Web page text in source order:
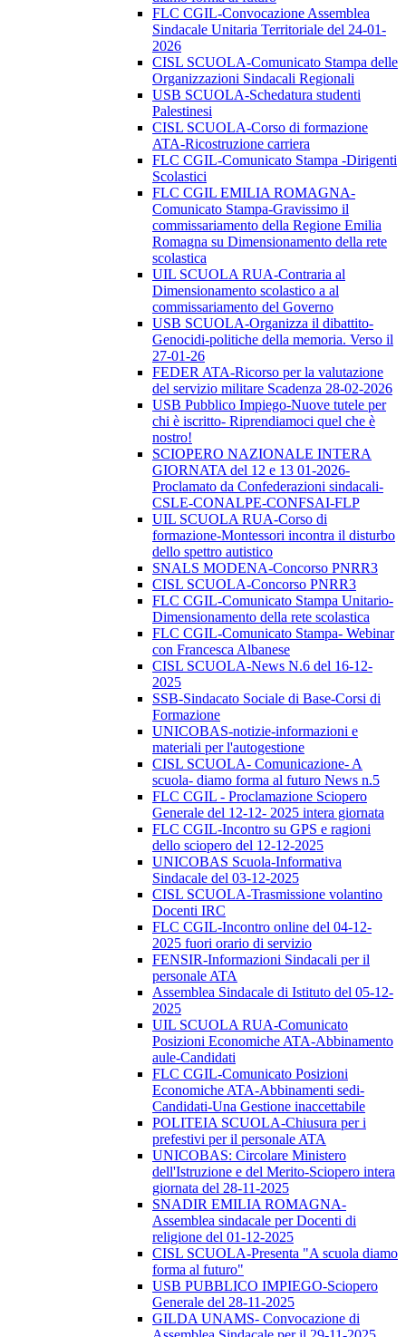
FLC CGIL-Convocazione Assemblea
Sindacale Unitaria Territoriale del 24-01-
2026
CISL SCUOLA-Comunicato Stampa delle
Organizzazioni Sindacali Regionali
USB SCUOLA-Schedatura studenti
Palestinesi
CISL SCUOLA-Corso di formazione
ATA-Ricostruzione carriera
FLC CGIL-Comunicato Stampa -Dirigenti
Scolastici
FLC CGIL EMILIA ROMAGNA-
Comunicato Stampa-Gravissimo il
commissariamento della Regione Emilia
Romagna su Dimensionamento della rete
scolastica
UIL SCUOLA RUA-Contraria al
Dimensionamento scolastico a al
commissariamento del Governo
USB SCUOLA-Organizza il dibattito-
Genocidi-politiche della memoria. Verso il
27-01-26
FEDER ATA-Ricorso per la valutazione
del servizio militare Scadenza 28-02-2026
USB Pubblico Impiego-Nuove tutele per
chi è iscritto- Riprendiamoci quel che è
nostro!
SCIOPERO NAZIONALE INTERA
GIORNATA del 12 e 13 01-2026-
Proclamato da Confederazioni sindacali-
CSLE-CONALPE-CONFSAI-FLP
UIL SCUOLA RUA-Corso di
formazione-Montessori incontra il disturbo
dello spettro autistico
SNALS MODENA-Concorso PNRR3
CISL SCUOLA-Concorso PNRR3
FLC CGIL-Comunicato Stampa Unitario-
Dimensionamento della rete scolastica
FLC CGIL-Comunicato Stampa- Webinar
con Francesca Albanese
CISL SCUOLA-News N.6 del 16-12-
2025
SSB-Sindacato Sociale di Base-Corsi di
Formazione
UNICOBAS-notizie-informazioni e
materiali per l'autogestione
CISL SCUOLA- Comunicazione- A
scuola- diamo forma al futuro News n.5
FLC CGIL - Proclamazione Sciopero
Generale del 12-12- 2025 intera giornata
FLC CGIL-Incontro su GPS e ragioni
dello sciopero del 12-12-2025
UNICOBAS Scuola-Informativa
Sindacale del 03-12-2025
CISL SCUOLA-Trasmissione volantino
Docenti IRC
FLC CGIL-Incontro online del 04-12-
2025 fuori orario di servizio
FENSIR-Informazioni Sindacali per il
personale ATA
Assemblea Sindacale di Istituto del 05-12-
2025
UIL SCUOLA RUA-Comunicato
Posizioni Economiche ATA-Abbinamento
aule-Candidati
FLC CGIL-Comunicato Posizioni
Economiche ATA-Abbinamenti sedi-
Candidati-Una Gestione inaccettabile
POLITEIA SCUOLA-Chiusura per i
prefestivi per il personale ATA
UNICOBAS: Circolare Ministero
dell'Istruzione e del Merito-Sciopero intera
giornata del 28-11-2025
SNADIR EMILIA ROMAGNA-
Assemblea sindacale per Docenti di
religione del 01-12-2025
CISL SCUOLA-Presenta "A scuola diamo
forma al futuro"
USB PUBBLICO IMPIEGO-Sciopero
Generale del 28-11-2025
GILDA UNAMS- Convocazione di